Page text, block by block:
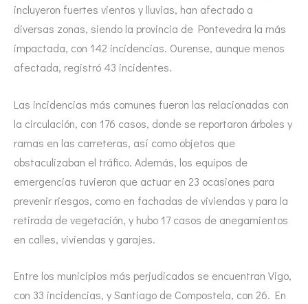
incluyeron fuertes vientos y lluvias, han afectado a
diversas zonas, siendo la provincia de Pontevedra la más
impactada, con 142 incidencias. Ourense, aunque menos
afectada, registró 43 incidentes.
Las incidencias más comunes fueron las relacionadas con
la circulación, con 176 casos, donde se reportaron árboles y
ramas en las carreteras, así como objetos que
obstaculizaban el tráfico. Además, los equipos de
emergencias tuvieron que actuar en 23 ocasiones para
prevenir riesgos, como en fachadas de viviendas y para la
retirada de vegetación, y hubo 17 casos de anegamientos
en calles, viviendas y garajes.
Entre los municipios más perjudicados se encuentran Vigo,
con 33 incidencias, y Santiago de Compostela, con 26. En